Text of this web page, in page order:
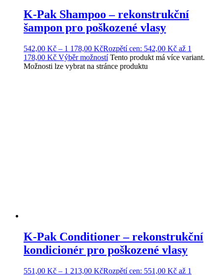
K-Pak Shampoo – rekonstrukční
šampon pro poškozené vlasy
542,00 Kč – 1 178,00 KčRozpětí cen: 542,00 Kč až 1
178,00 Kč Výběr možností Tento produkt má více variant.
Možnosti lze vybrat na stránce produktu
K-Pak Conditioner – rekonstrukční
kondicionér pro poškozené vlasy
551,00 Kč – 1 213,00 KčRozpětí cen: 551,00 Kč až 1